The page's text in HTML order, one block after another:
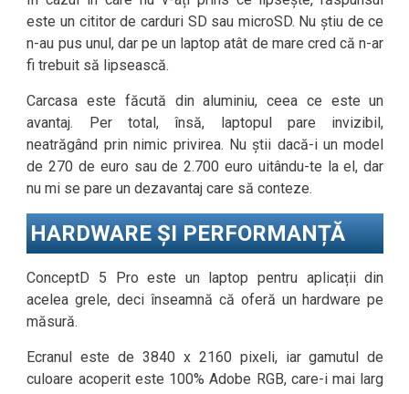
este un cititor de carduri SD sau microSD. Nu știu de ce
n-au pus unul, dar pe un laptop atât de mare cred că n-ar
fi trebuit să lipsească.
Carcasa este făcută din aluminiu, ceea ce este un
avantaj. Per total, însă, laptopul pare invizibil,
neatrăgând prin nimic privirea. Nu știi dacă-i un model
de 270 de euro sau de 2.700 euro uitându-te la el, dar
nu mi se pare un dezavantaj care să conteze.
HARDWARE ȘI PERFORMANȚĂ
ConceptD 5 Pro este un laptop pentru aplicații din
acelea grele, deci înseamnă că oferă un hardware pe
măsură.
Ecranul este de 3840 x 2160 pixeli, iar gamutul de
culoare acoperit este 100% Adobe RGB, care-i mai larg